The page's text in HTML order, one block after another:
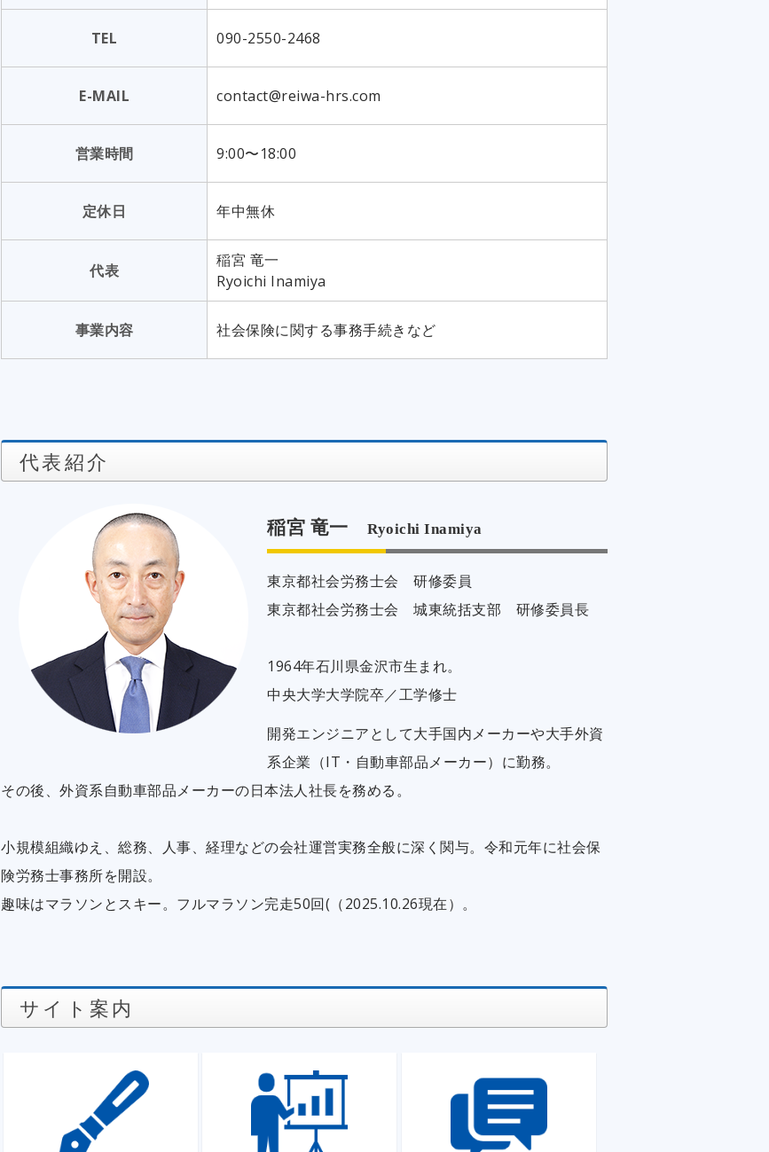
TEL 090-2550-2468
E-MAIL contact@reiwa-hrs.com
営業時間 9:00〜18:00
定休日 年中無休
代表
稲宮 竜一
Ryoichi Inamiya
事業内容 社会保険に関する事務手続きなど
代表紹介
稲宮 竜一 Ryoichi Inamiya
東京都社会労務士会 研修委員
東京都社会労務士会 城東統括支部 研修委員長
1964年石川県金沢市生まれ。
中央大学大学院卒／工学修士
開発エンジニアとして大手国内メーカーや大手外資
系企業（IT・自動車部品メーカー）に勤務。
その後、外資系自動車部品メーカーの日本法人社長を務める。
小規模組織ゆえ、総務、人事、経理などの会社運営実務全般に深く関与。令和元年に社会保
険労務士事務所を開設。
趣味はマラソンとスキー。フルマラソン完走50回(（2025.10.26現在）。
サイト案内